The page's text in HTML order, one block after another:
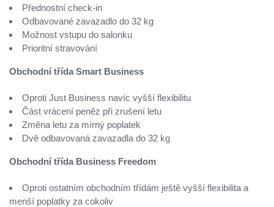
Přednostní check-in
Odbavované zavazadlo do 32 kg
Možnost vstupu do salonku
Prioritní stravování
Obchodní třída Smart Business
Oproti Just Business navíc vyšší flexibilitu
Část vrácení peněz při zrušení letu
Změna letu za mírný poplatek
Dvě odbavovaná zavazadla do 32 kg
Obchodní třída Business Freedom
Oproti ostatním obchodním třídám ještě vyšší flexibilita a
menší poplatky za cokoliv